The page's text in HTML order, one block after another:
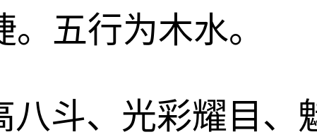
五行为木水。
八斗、光彩耀目、